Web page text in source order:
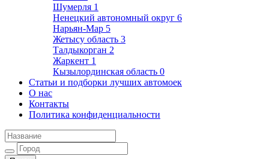
Шумерля 1
Ненецкий автономный округ 6
Нарьян-Мар 5
Жетысу область 3
Талдыкорган 2
Жаркент 1
Кызылординская область 0
Статьи и подборки лучших автомоек
О нас
Контакты
Политика конфиденциальности